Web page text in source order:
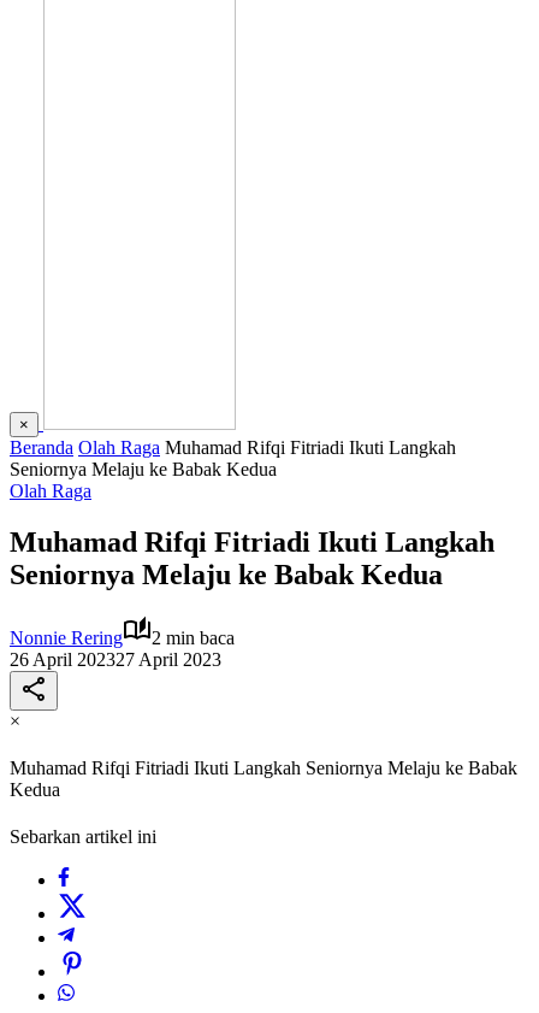
×
Beranda Olah Raga Muhamad Rifqi Fitriadi Ikuti Langkah
Seniornya Melaju ke Babak Kedua
Olah Raga
Muhamad Rifqi Fitriadi Ikuti Langkah
Seniornya Melaju ke Babak Kedua
Nonnie Rering
2 min baca
26 April 202327 April 2023
×
Muhamad Rifqi Fitriadi Ikuti Langkah Seniornya Melaju ke Babak
Kedua
Sebarkan artikel ini